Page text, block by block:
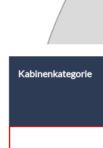
Kabinenkategorie